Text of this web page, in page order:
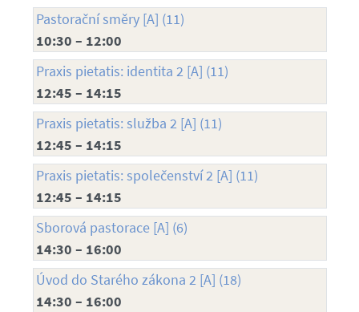
Pastorační směry [A] (11)
10:30 – 12:00
Praxis pietatis: identita 2 [A] (11)
12:45 – 14:15
Praxis pietatis: služba 2 [A] (11)
12:45 – 14:15
Praxis pietatis: společenství 2 [A] (11)
12:45 – 14:15
Sborová pastorace [A] (6)
14:30 – 16:00
Úvod do Starého zákona 2 [A] (18)
14:30 – 16:00